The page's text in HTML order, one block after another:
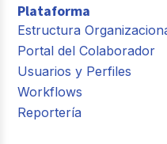
Plataforma
Estructura
Portal del Colaborador
Usuarios y Perfiles
Workflows
Reportería